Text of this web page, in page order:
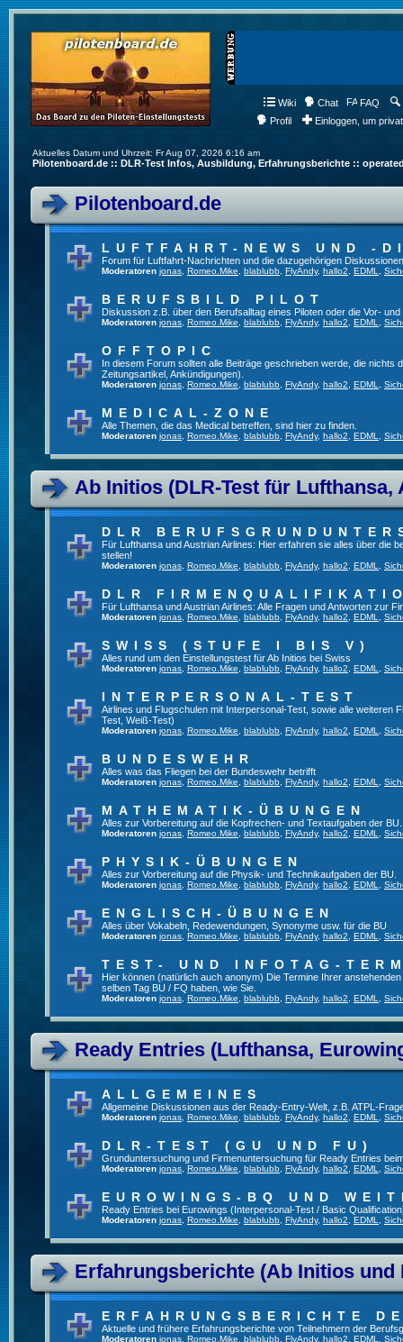
Wiki Chat FAQ
Profil
Einloggen, um
Aktuelles Datum und Uhrzeit: Fr Aug 07, 2026 6:16 am
Pilotenboard.de :: DLR-Test Infos, Ausbildung, Erfahrungsberichte ::
Pilotenboard.de
LUFTFAHRT-NEWS UND -
Forum für Luftfahrt-Nachrichten und die dazugehörigen
Moderatoren jonas Romeo.Mike blablubb FlyAndy, hallo2 EDML
BERUFSBILD PILOT
Diskussion z.B. über den Berufsalltag eines Piloten oder die Vor-
Moderatoren jonas Romeo.Mike blablubb FlyAndy, hallo2 EDML
OFFTOPIC
In diesem Forum sollten alle Beiträge geschrieben werde, die
Zeitungsartikel, Ankündigungen).
Moderatoren jonas Romeo.Mike blablubb FlyAndy, hallo2 EDML
MEDICAL-ZONE
Alle Themen, die das Medical betreffen, sind hier zu finden.
Moderatoren jonas Romeo.Mike blablubb FlyAndy, hallo2 EDML
Ab Initios (DLR-Test für Lufthansa,
DLR
Für Lufthansa und Austrian Airlines: Hier erfahren sie alles über die
stellen!
Moderatoren jonas Romeo.Mike blablubb FlyAndy, hallo2 EDML
DLR
Für Lufthansa und Austrian Airlines: Alle Fragen und Antworten zur
Moderatoren jonas Romeo.Mike blablubb FlyAndy, hallo2 EDML
SWISS (STUFE I BIS V)
Alles rund um den Einstellungstest für Ab Initios bei Swiss
Moderatoren jonas Romeo.Mike blablubb FlyAndy, hallo2 EDML
INTERPERSONAL-TEST
Airlines und Flugschulen mit Interpersonal-Test, sowie alle weiteren
Test, Weiß-Test)
Moderatoren jonas Romeo.Mike blablubb FlyAndy, hallo2 EDML
BUNDESWEHR
Alles was das Fliegen bei der Bundeswehr betrifft
Moderatoren jonas Romeo.Mike blablubb FlyAndy, hallo2 EDML
MATHEMATIK-ÜBUNGEN
Alles zur Vorbereitung auf die Kopfrechen- und Textaufgaben der BU.
Moderatoren jonas Romeo.Mike blablubb FlyAndy, hallo2 EDML
PHYSIK-ÜBUNGEN
Alles zur Vorbereitung auf die Physik- und Technikaufgaben der BU.
Moderatoren jonas Romeo.Mike blablubb FlyAndy, hallo2 EDML
ENGLISCH-ÜBUNGEN
Alles über Vokabeln, Redewendungen, Synonyme usw. für die BU
Moderatoren jonas Romeo.Mike blablubb FlyAndy, hallo2 EDML
TEST- UND INFOTAG-
Hier können (natürlich auch anonym) Die Termine Ihrer
selben Tag BU / FQ haben, wie Sie.
Moderatoren jonas Romeo.Mike blablubb FlyAndy, hallo2 EDML
Ready Entries (Lufthansa,
ALLGEMEINES
Allgemeine Diskussionen aus der Ready-Entry-Welt, z.B. ATPL-
Moderatoren jonas Romeo.Mike blablubb FlyAndy, hallo2 EDML
DLR-TEST (GU UND FU)
Grunduntersuchung und Firmenuntersuchung für Ready Entries
Moderatoren jonas Romeo.Mike blablubb FlyAndy, hallo2 EDML
EUROWINGS-BQ UND
Ready Entries bei Eurowings (Interpersonal-Test / Basic
Moderatoren jonas Romeo.Mike blablubb FlyAndy, hallo2 EDML
Erfahrungsberichte (Ab Initios und
ERFAHRUNGSBERICHTE
Aktuelle und frühere Erfahrungsberichte von Teilnehmern der
Moderatoren jonas Romeo.Mike blablubb FlyAndy, hallo2 EDML